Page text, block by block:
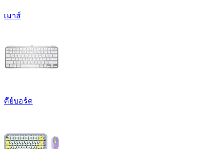
เมาส์
คีย์บอร์ด